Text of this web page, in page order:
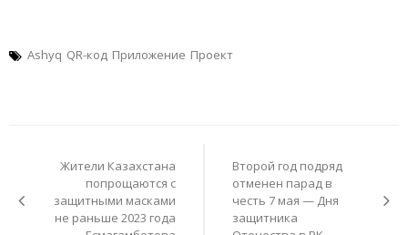
Ashyq QR-код Приложение Проект
записямЖители Казахстана
попрощаются с
защитными масками
не раньше 2023 года
Второй год подряд
отменен парад в
честь 7 мая — Дня
защитника